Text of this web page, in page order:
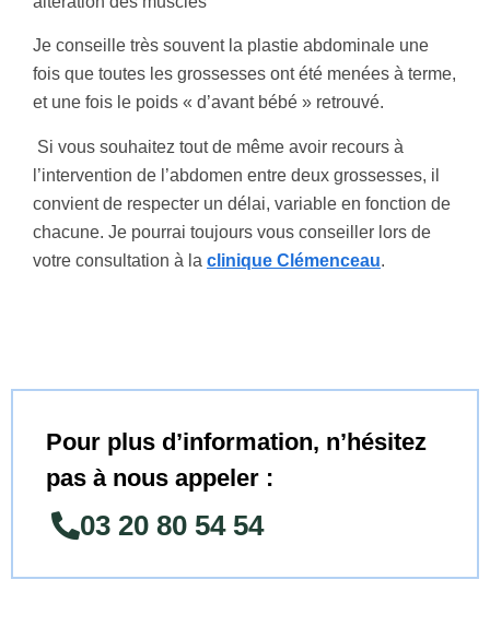
Je conseille très souvent la plastie abdominale une
fois que toutes les grossesses ont été menées à terme,
et une fois le poids « d’avant bébé » retrouvé.
Si vous souhaitez tout de même avoir recours à
l’intervention de l’abdomen entre deux grossesses, il
convient de respecter un délai, variable en fonction de
chacune. Je pourrai toujours vous conseiller lors de
votre consultation à la clinique Clémenceau.
Pour plus d’information, n’hésitez
pas à nous appeler :
03 20 80 54 54